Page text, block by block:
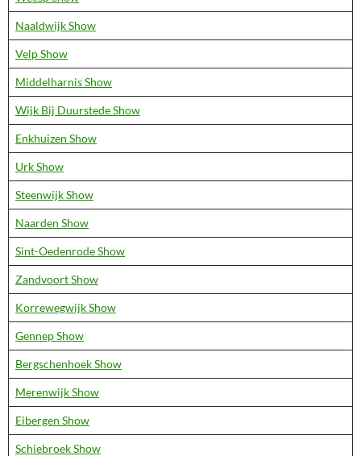
Naaldwijk Show
Velp Show
Middelharnis Show
Wijk Bij Duurstede Show
Enkhuizen Show
Urk Show
Steenwijk Show
Naarden Show
Sint-Oedenrode Show
Zandvoort Show
Korrewegwijk Show
Gennep Show
Bergschenhoek Show
Merenwijk Show
Eibergen Show
Schiebroek Show